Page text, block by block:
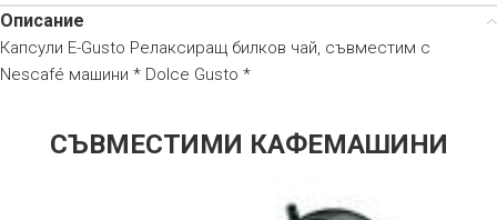
Описание
Капсули E-Gusto Релаксиращ билков чай, съвместим с
Nescafé машини * Dolce Gusto *
СЪВМЕСТИМИ КАФЕМАШИНИ